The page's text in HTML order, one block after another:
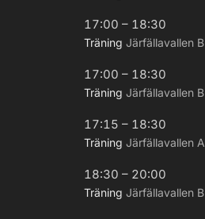
17:00 – 18:30
Träning Järfällavallen B
17:00 – 18:30
Träning Järfällavallen B
17:15 – 18:30
Träning Järfällavallen A
18:30 – 20:00
Träning Järfällavallen B